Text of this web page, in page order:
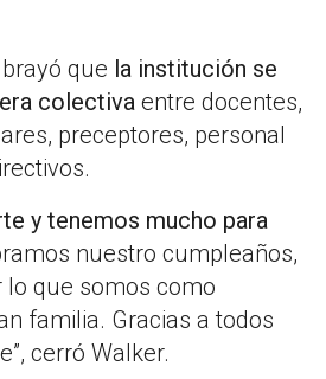
que la institución se
colectiva entre docentes,
preceptores, personal
y tenemos mucho para
nuestro cumpleaños,
lo que somos como
familia. Gracias a todos
cerró Walker.